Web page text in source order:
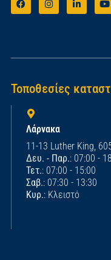
Τοποθεσίες
Λάρνακα
11-13 Luther King,
Δευ. - Παρ.: 07:00 -
Τετ.: 07:00 - 15:00
Σαβ.: 07:30 - 13:30
Κυρ.: Κλειστό